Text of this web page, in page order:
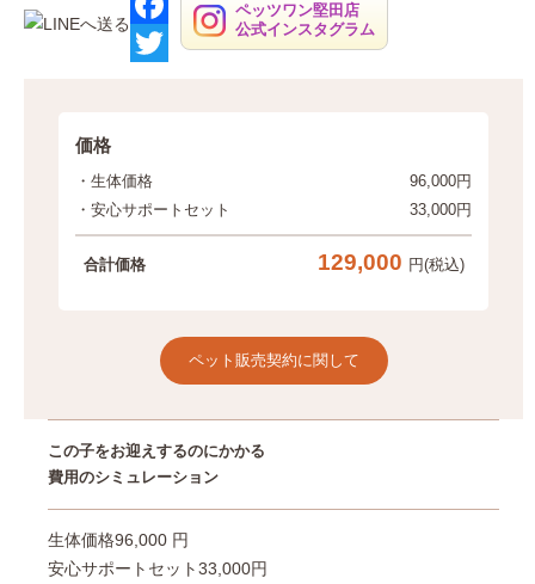
F
b
o
o
t
t
e
ペッツワン堅田店
公式インスタグラム
価格
・生体価格
96,000円
・安心サポートセット
33,000円
合計価格 129,000 円(税込)
ペット販売契約に関して
この子をお迎えするのにかかる
費用のシミュレーション
生体価格96,000 円
安心サポートセット33,000円